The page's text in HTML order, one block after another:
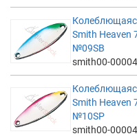
Smith Heaven
№09SB
smith00-
Smith Heaven
№10SP
smith00-